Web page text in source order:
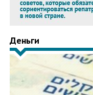
Деньги